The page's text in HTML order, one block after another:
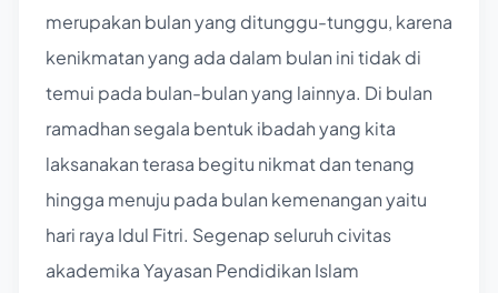
merupakan bulan yang ditunggu-tunggu, karena
kenikmatan yang ada dalam bulan ini tidak di
temui pada bulan-bulan yang lainnya. Di bulan
ramadhan segala bentuk ibadah yang kita
laksanakan terasa begitu nikmat dan tenang
hingga menuju pada bulan kemenangan yaitu
hari raya Idul Fitri. Segenap seluruh civitas
akademika Yayasan Pendidikan Islam